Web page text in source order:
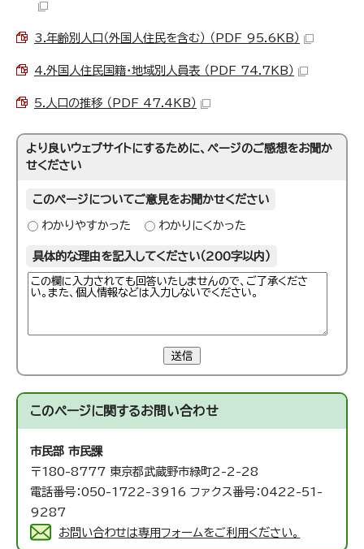
3.年齢別人口（外国人住民を含む） （PDF 95.6KB）
4.外国人住民国籍・地域別人員表 （PDF 74.7KB）
5.人口の推移 （PDF 47.4KB）
より良いウェブサイトにするために、ページのご感想をお聞か
せください
このページについてご意見をお聞かせください
わかりやすかった わかりにくかった
具体的な理由を記入してください（200字以内）
送信
このページに関するお問い合わせ
市民部 市民課
〒180-8777 東京都武蔵野市緑町2-2-28
電話番号：050-1722-3916 ファクス番号：0422-51-
9287
お問い合わせは専用フォームをご利用ください。